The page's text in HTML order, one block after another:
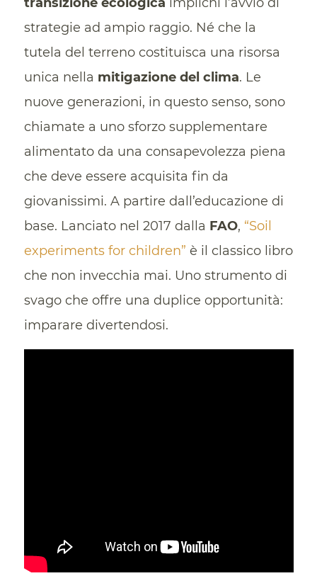
strategie ad ampio raggio. Né che la
tutela del terreno costituisca una risorsa
unica nella mitigazione del clima. Le
nuove generazioni, in questo senso, sono
chiamate a uno sforzo supplementare
alimentato da una consapevolezza piena
che deve essere acquisita fin da
giovanissimi. A partire dall’educazione di
base. Lanciato nel 2017 dalla FAO, “Soil
experiments for children” è il classico libro
che non invecchia mai. Uno strumento di
svago che offre una duplice opportunità:
imparare divertendosi.